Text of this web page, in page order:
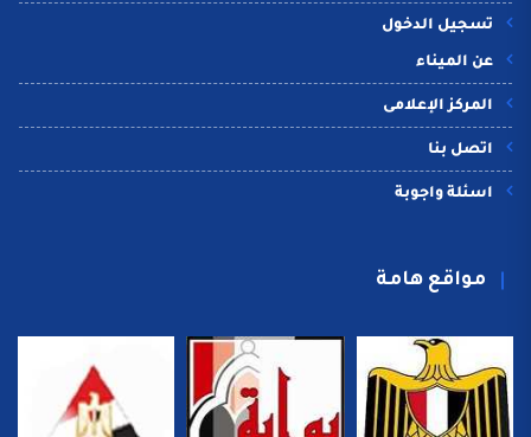
تسجيل الدخول
عن الميناء
المركز الإعلامى
اتصل بنا
اسئلة واجوبة
مواقع هامة